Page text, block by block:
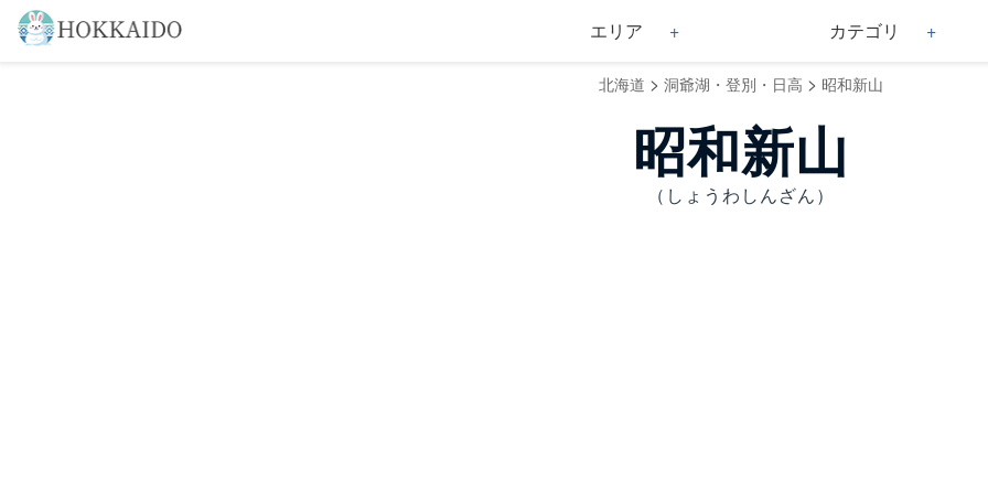
エリア カテゴリ
北海道 > 洞爺湖・登別・日高 > 昭和新山
昭和新山
（しょうわしんざん）